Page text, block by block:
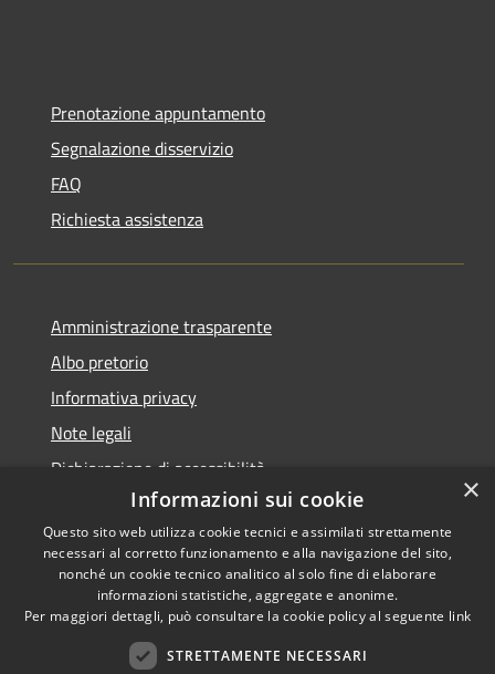
Prenotazione appuntamento
Segnalazione disservizio
FAQ
Richiesta assistenza
Amministrazione trasparente
Albo pretorio
Informativa privacy
Note legali
Dichiarazione di accessibilità
Accessibilità
Privacy
Copyright ©
Comune di Fiumicello Villa
×
Informazioni sui cookie
Questo sito web utilizza cookie tecnici e assimilati strettamente
necessari al corretto funzionamento e alla navigazione del sito,
nonché un cookie tecnico analitico al solo fine di elaborare
informazioni statistiche, aggregate e anonime.
Per maggiori dettagli, può consultare la cookie policy al seguente link
STRETTAMENTE NECESSARI